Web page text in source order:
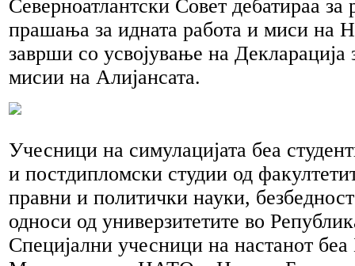
Северноатлантски Совет дебатираа за
прашања за идната работа и миси на
заврши со усвојување на Декларација
мисии на Алијансата.
Учесници на симулацијата беа
и постдипломски студии од
правни и политички науки,
односи од универзитетите во
Специјални учесници на настанот беа